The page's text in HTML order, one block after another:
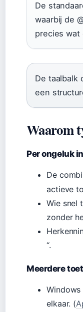
De
waarbij de
precies wat
De taalbalk
een
Waarom
Per ongeluk
De
actieve
Wie snel
zonder
“.
Meerdere
Windows
elkaar. (